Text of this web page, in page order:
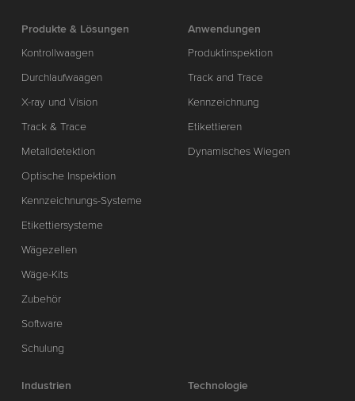
Produkte & Lösungen
Kontrollwaagen
Durchlaufwaagen
X-ray und Vision
Track & Trace
Metalldetektion
Optische Inspektion
Kennzeichnungs-Systeme
Etikettiersysteme
Wägezellen
Wäge-Kits
Zubehör
Software
Schulung
Anwendungen
Produktinspektion
Track and Trace
Kennzeichnung
Etikettieren
Dynamisches Wiegen
Industrien
Technologie